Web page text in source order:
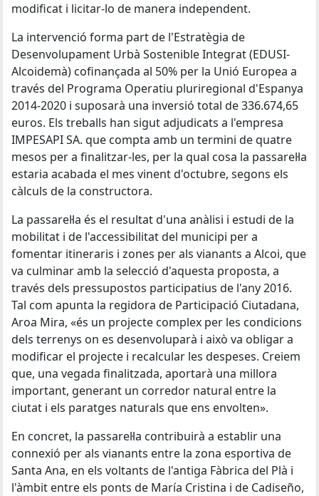
modificat i licitar-lo de manera independent.
La intervenció forma part de l'Estratègia de
Desenvolupament Urbà Sostenible Integrat (EDUSI-
Alcoidemà) cofinançada al 50% per la Unió Europea a
través del Programa Operatiu pluriregional d'Espanya
2014-2020 i suposarà una inversió total de 336.674,65
euros. Els treballs han sigut adjudicats a l'empresa
IMPESAPI SA. que compta amb un termini de quatre
mesos per a finalitzar-les, per la qual cosa la passarel·la
estaria acabada el mes vinent d'octubre, segons els
càlculs de la constructora.
La passarel·la és el resultat d'una anàlisi i estudi de la
mobilitat i de l'accessibilitat del municipi per a
fomentar itineraris i zones per als vianants a Alcoi, que
va culminar amb la selecció d'aquesta proposta, a
través dels pressupostos participatius de l'any 2016.
Tal com apunta la regidora de Participació Ciutadana,
Aroa Mira, «és un projecte complex per les condicions
dels terrenys on es desenvoluparà i això va obligar a
modificar el projecte i recalcular les despeses. Creiem
que, una vegada finalitzada, aportarà una millora
important, generant un corredor natural entre la
ciutat i els paratges naturals que ens envolten».
En concret, la passarel·la contribuirà a establir una
connexió per als vianants entre la zona esportiva de
Santa Ana, en els voltants de l'antiga Fàbrica del Plà i
l'àmbit entre els ponts de María Cristina i de Cadiseño,